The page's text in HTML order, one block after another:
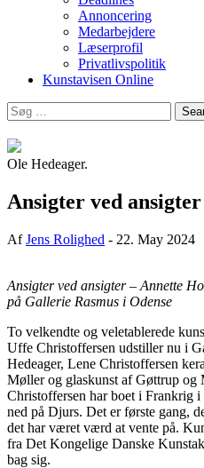
Annoncering
Medarbejdere
Læserprofil
Privatlivspolitik
Kunstavisen Online
Search
for:
Ole Hedeager.
Ansigter ved ansigter
AfJens Rolighed - 22. May 2024
Ansigter ved ansigter – Annette
på Gallerie Rasmus i Odense
To velkendte og veletablerede
Uffe Christoffersen udstiller nu i
Hedeager, Lene Christoffersen
Møller og glaskunst af Gøttrup og
Christoffersen har boet i Frankrig i
ned på Djurs. Det er første gang,
det har været værd at vente på.
fra Det Kongelige Danske
bag sig.